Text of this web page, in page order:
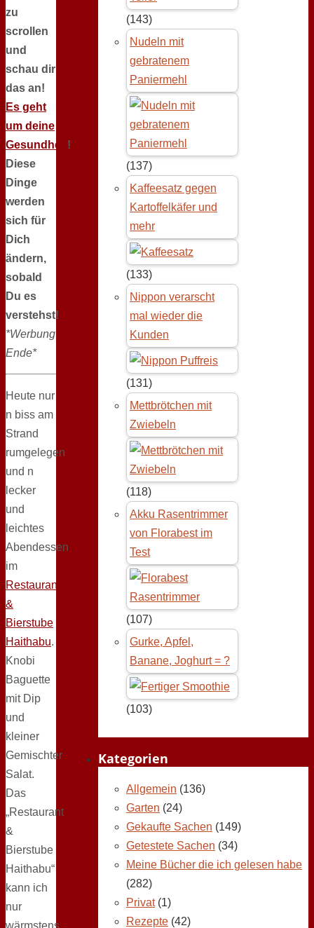
zu
scrollen
und
schau dir
das an!
Es geht
um deine
Gesundheit !
Diese
Dinge
werden
sich für
Dich
ändern,
sobald
Du es
verstehst!
*Werbung
Ende*
Heute nur
n biss am
Strand
rumgelegen
und n
lecker
und
leichtes
Abendessen
im
Restaurant
&
Bierstube
Haithabu.
Knobi
Baguette
mit Dip
und
kleiner
Gemischter
Salat.
Das
„Restaurant
&
Bierstube
Haithabu“
kann ich
nur
wärmstens
(143)
Nudeln mit
gebratenem
Paniermehl
(137)
Kaffeesatz gegen
Kartoffelkäfer und
mehr
(133)
Nippon verarscht
mal wieder die
Kunden
(131)
Mettbrötchen mit
Zwiebeln
(118)
Akku Rasentrimmer
von Florabest im
Test
(107)
Gurke, Apfel,
Banane, Joghurt = ?
(103)
Kategorien
Allgemein (136)
Garten (24)
Gekaufte Sachen (149)
Getestete Sachen (34)
Meine Bücher die ich gelesen habe
(282)
Privat(1)
Rezepte (42)